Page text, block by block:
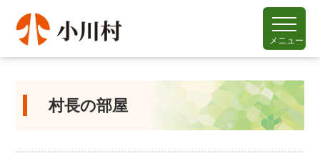
メニュー
村長の部屋